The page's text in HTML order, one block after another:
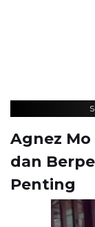
Agnez
dan
Penting